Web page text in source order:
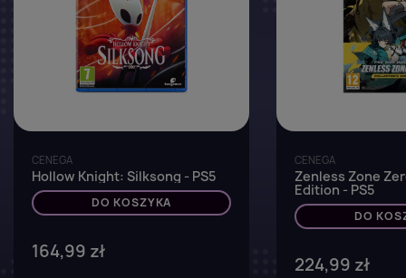
CENEGA
Hollow Knight: Silksong - PS5
DO KOSZYKA
164,99 zł
CENEGA
Zenless Zone
Edition - PS5
DO
224,99 zł